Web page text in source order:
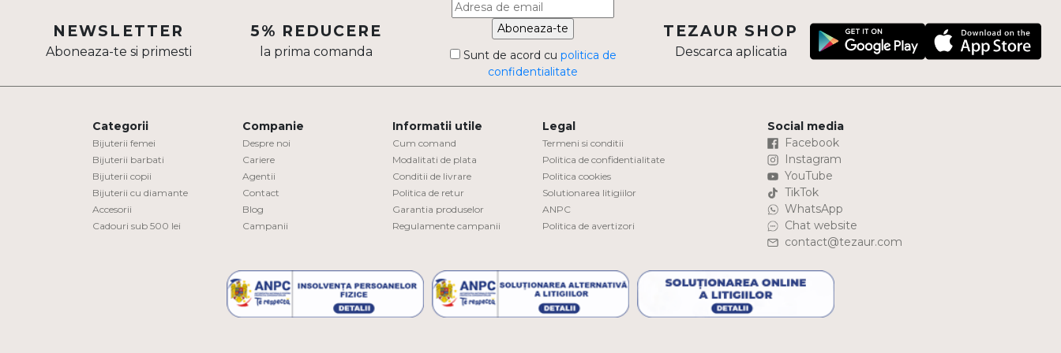
CARATAJ
14K
NEWSLETTER
Aboneaza-te si primesti
5% REDUCERE
la prima comanda
Aboneaza-te
Sunt de acord cu politica de
confidentialitate
TEZAUR SHOP
Descarca aplicatia
Categorii
Bijuterii femei
Bijuterii barbati
Bijuterii copii
Bijuterii cu diamante
Accesorii
Cadouri sub 500 lei
Companie
Despre noi
Cariere
Agentii
Contact
Blog
Campanii
Informatii utile
Cum comand
Modalitati de plata
Conditii de livrare
Politica de retur
Garantia produselor
Regulamente campanii
Legal
Termeni si conditii
Politica de confidentialitate
Politica cookies
Solutionarea litigiilor
ANPC
Politica de avertizori
Social media
Facebook
Instagram
YouTube
TikTok
WhatsApp
Chat website
contact@tezaur.com